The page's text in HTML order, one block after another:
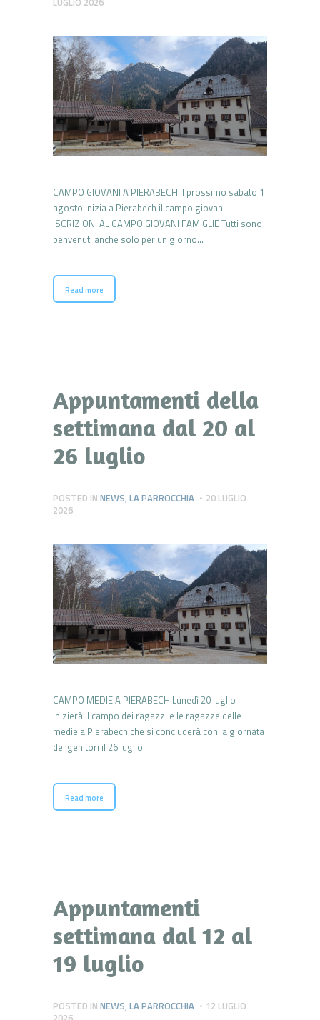
CAMPO GIOVANI A PIERABECH Il prossimo sabato 1
agosto inizia a Pierabech il campo giovani.
ISCRIZIONI AL CAMPO GIOVANI FAMIGLIE Tutti sono
benvenuti anche solo per un giorno…
Read more
Appuntamenti della
settimana dal 20 al
26 luglio
POSTED IN NEWS,LA PARROCCHIA
20 LUGLIO
2026
CAMPO MEDIE A PIERABECH Lunedì 20 luglio
inizierà il campo dei ragazzi e le ragazze delle
medie a Pierabech che si concluderà con la giornata
dei genitori il 26 luglio.
Read more
Appuntamenti
settimana dal 12 al
19 luglio
POSTED IN NEWS,LA PARROCCHIA
12 LUGLIO